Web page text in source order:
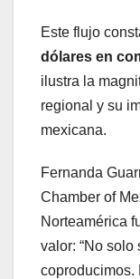
Este flujo
dólares en
ilustra la
regional y su
mexicana.
Fernanda
Chamber of
Norteamérica
valor: “No solo
coproducimos.